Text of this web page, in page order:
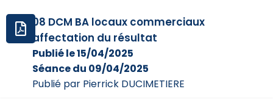
08 DCM BA locaux commerciaux
affectation du résultat
Publié le 15/04/2025
Séance du 09/04/2025
Publié par Pierrick DUCIMETIERE